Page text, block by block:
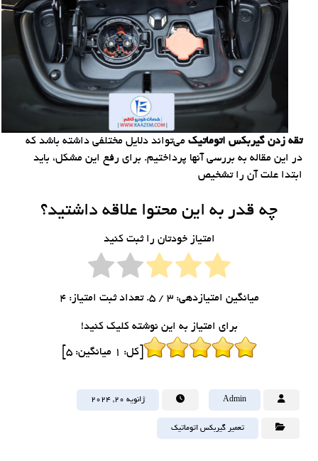
تقه زدن گیربکس اتوماتیک می‌تواند دلایل مختلفی داشته باشد که
در این مقاله به بررسی آنها پرداختیم. برای رفع این مشکل، باید
ابتدا علت آن را تشخیص
چه قدر به این محتوا علاقه داشتید؟
امتیاز خودتان را ثبت کنید
میانگین امتیازدهی:3 / 5. تعداد ثبت امتیاز: 4
برای امتیاز به این نوشته کلیک کنید!
[کل: 1 میانگین:5
Admin ژانویه ۲۰, ۲۰۲۴
تعمیر گیربکس اتوماتیک